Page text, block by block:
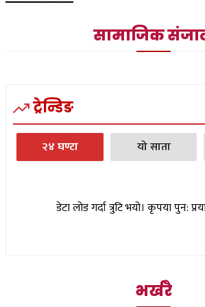
सामाजिक
ट्रेन्डिङ
२४ घण्टा यो साता
डेटा लोड गर्दा त्रुटि भयो। कृपया पुन:
भर्खरै